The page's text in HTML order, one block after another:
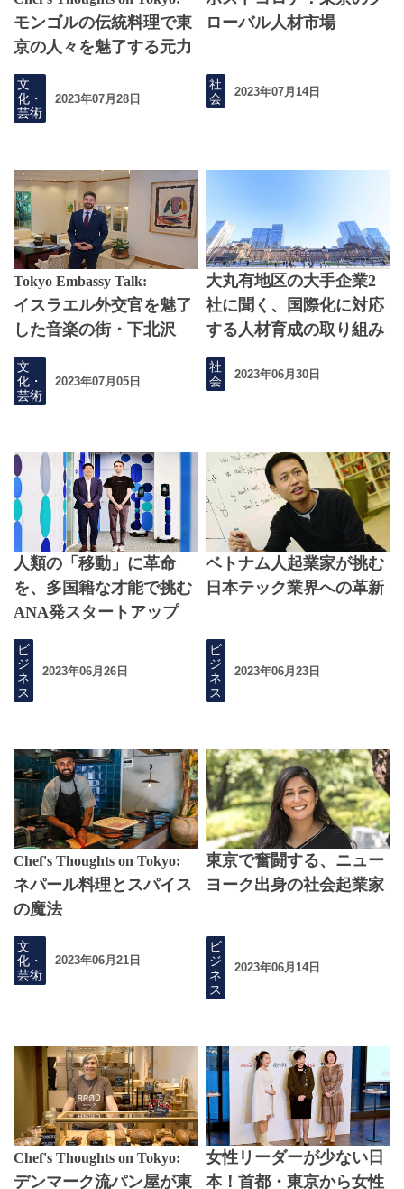
モンゴルの伝統料理で東
京の人々を魅了する元力
士
文
化・
芸術
2023年07月28日
ローバル人材市場
社
会
2023年07月14日
Tokyo Embassy Talk:
イスラエル外交官を魅了
した音楽の街・下北沢
文
化・
芸術
2023年07月05日
大丸有地区の大手企業2
社に聞く、国際化に対応
する人材育成の取り組み
社
会
2023年06月30日
人類の「移動」に革命
を、多国籍な才能で挑む
ANA発スタートアップ
ビ
ジ
ネ
ス
2023年06月26日
ベトナム人起業家が挑む
日本テック業界への革新
ビ
ジ
ネ
ス
2023年06月23日
Chef's Thoughts on Tokyo:
ネパール料理とスパイス
の魔法
文
化・
芸術
2023年06月21日
東京で奮闘する、ニュー
ヨーク出身の社会起業家
ビ
ジ
ネ
ス
2023年06月14日
Chef's Thoughts on Tokyo:
デンマーク流パン屋が東
女性リーダーが少ない日
本！首都・東京から女性